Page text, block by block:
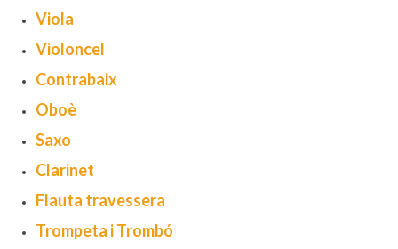
Lloguer d’instruments
Taxes
Activitats
Horaris curs 2026/2027
Viola
Violoncel
Contrabaix
Oboè
Saxo
Clarinet
Flauta travessera
Trompeta i Trombó